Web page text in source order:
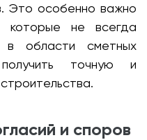
Это особенно важно
которые не всегда
в области сметных
точную и
и споров